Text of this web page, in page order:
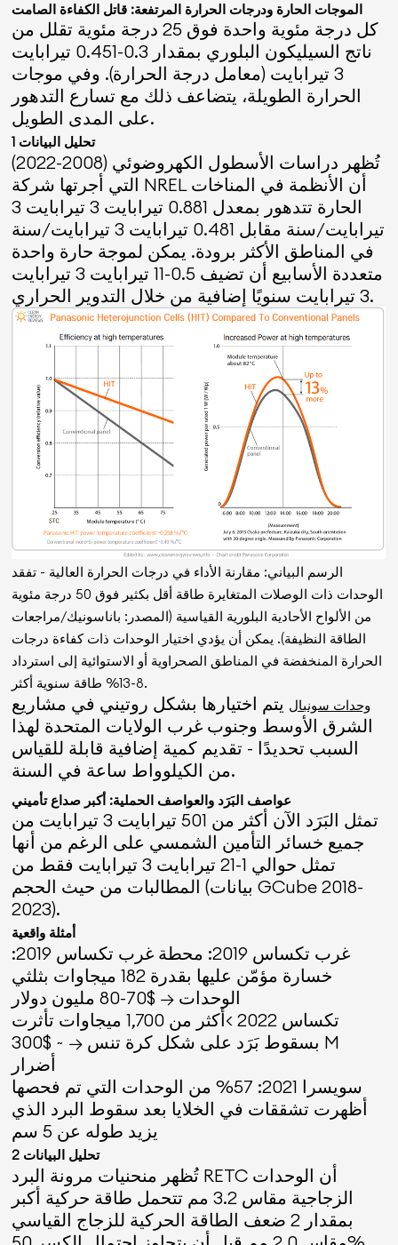
الموجات الحارة ودرجات الحرارة المرتفعة: قاتل الكفاءة الصامت
كل درجة مئوية واحدة فوق 25 درجة مئوية تقلل من
ناتج السيليكون البلوري بمقدار 0.3-0.451 تيرابايت
3 تيرابايت (معامل درجة الحرارة). وفي موجات
الحرارة الطويلة، يتضاعف ذلك مع تسارع التدهور
على المدى الطويل.
تحليل البيانات 1
تُظهر دراسات الأسطول الكهروضوئي (2008-2022)
التي أجرتها شركة NREL أن الأنظمة في المناخات
الحارة تتدهور بمعدل 0.881 تيرابايت 3 تيرابايت 3
تيرابايت/سنة مقابل 0.481 تيرابايت 3 تيرابايت/سنة
في المناطق الأكثر برودة. يمكن لموجة حارة واحدة
متعددة الأسابيع أن تضيف 0.5-11 تيرابايت 3 تيرابايت
3 تيرابايت سنويًا إضافية من خلال التدوير الحراري.
الرسم البياني: مقارنة الأداء في درجات الحرارة العالية - تفقد
الوحدات ذات الوصلات المتغايرة طاقة أقل بكثير فوق 50 درجة مئوية
من الألواح الأحادية البلورية القياسية (المصدر: باناسونيك/مراجعات
الطاقة النظيفة). يمكن أن يؤدي اختيار الوحدات ذات كفاءة درجات
الحرارة المنخفضة في المناطق الصحراوية أو الاستوائية إلى استرداد
8-13% طاقة سنوية أكثر.
وحدات سونبال يتم اختيارها بشكل روتيني في مشاريع
الشرق الأوسط وجنوب غرب الولايات المتحدة لهذا
السبب تحديدًا - تقديم كمية إضافية قابلة للقياس
من الكيلوواط ساعة في السنة.
عواصف البَرَد والعواصف الحملية: أكبر صداع تأميني
تمثل البَرَد الآن أكثر من 501 تيرابايت 3 تيرابايت من
جميع خسائر التأمين الشمسي على الرغم من أنها
تمثل حوالي 1-21 تيرابايت 3 تيرابايت فقط من
المطالبات من حيث الحجم (بيانات GCube 2018-
2023).
أمثلة واقعية
غرب تكساس 2019: محطة غرب تكساس 2019:
خسارة مؤمّن عليها بقدرة 182 ميجاوات بثلثي
الوحدات → $70-80 مليون دولار
تكساس 2022 >أكثر من 1,700 ميجاوات تأثرت
بسقوط بَرَد على شكل كرة تنس → ~ $300 M
أضرار
سويسرا 2021: 57% من الوحدات التي تم فحصها
أظهرت تشققات في الخلايا بعد سقوط البرد الذي
يزيد طوله عن 5 سم
تحليل البيانات 2
تُظهر منحنيات مرونة البرد RETC أن الوحدات
الزجاجية مقاس 3.2 مم تتحمل طاقة حركية أكبر
بمقدار 2 ضعف الطاقة الحركية للزجاج القياسي